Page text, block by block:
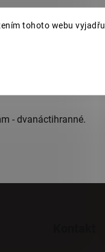
tohoto webu
- dvanáctihranné.